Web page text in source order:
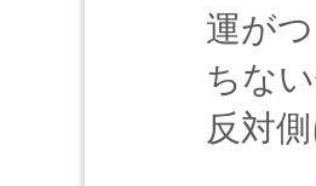
運が
ちな
反対